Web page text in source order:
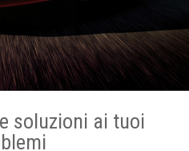
soluzioni ai tuoi